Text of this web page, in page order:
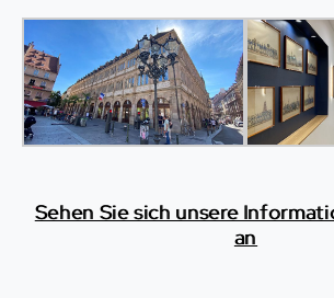
Sehen Sie sich unsere
an